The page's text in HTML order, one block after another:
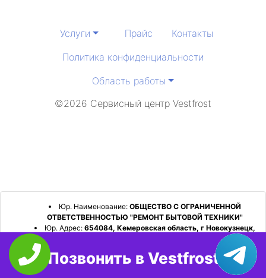
Услуги Прайс
Контакты
Политика конфиденциальности
Область работы
©2026 Сервисный центр Vestfrost
Юр. Наименование: ОБЩЕСТВО С ОГРАНИЧЕННОЙ
ОТВЕТСТВЕННОСТЬЮ "РЕМОНТ БЫТОВОЙ ТЕХНИКИ"
Юр. Адрес: 654084, Кемеровская область, г Новокузнецк,
р-н Орджоникидзевский, пр-кт Шахтеров, д. 31, кв. 2
ИНН:4253052180 ОГРН:1224200006128
Позвонить в Vestfrost